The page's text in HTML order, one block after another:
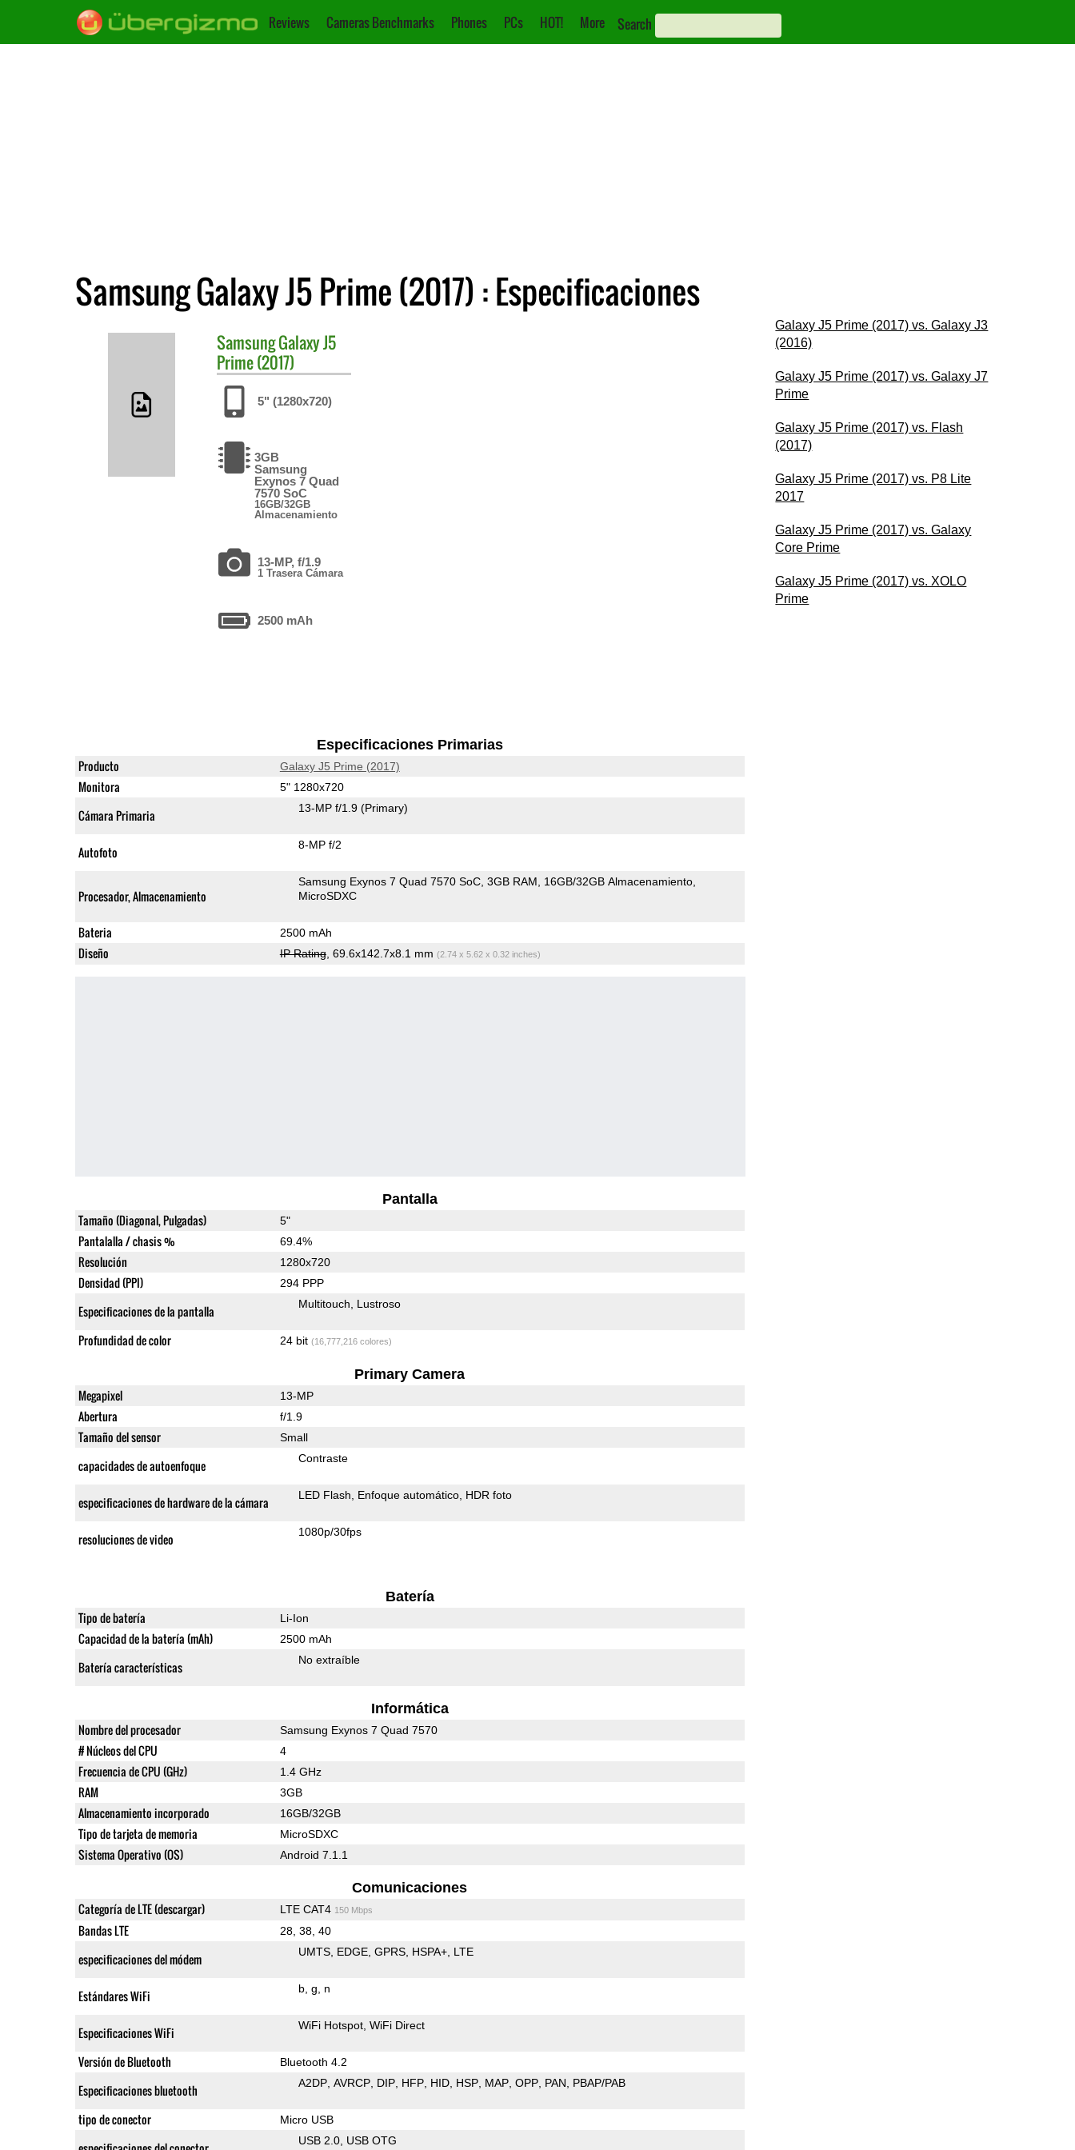
Reviews Cameras Benchmarks Phones PCs HOT! More Search
Samsung Galaxy J5 Prime (2017) : Especificaciones
SamsungGalaxy J5
Prime (2017)
5" (1280x720)
3GB
Samsung
Exynos 7 Quad
7570 SoC
16GB/32GB
Almacenamiento
13-MP, f/1.9
1 Trasera Cámara
2500 mAh
Especificaciones Primarias
Producto Galaxy J5 Prime (2017)
Monitora 5" 1280x720
Cámara Primaria 13-MP f/1.9 (Primary)
Autofoto 8-MP f/2
Procesador, Almacenamiento
Samsung Exynos 7 Quad 7570 SoC 3GB RAM
16GB/32GB Almacenamiento
MicroSDXC
Bateria 2500 mAh
Diseño IP Rating, 69.6x142.7x8.1 mm (2.74 x 5.62 x 0.32 inches)
Pantalla
Tamaño (Diagonal, Pulgadas) 5"
Pantalalla / chasis % 69.4%
Resolución 1280x720
Densidad (PPI) 294 PPP
Especificaciones de la pantalla Multitouch Lustroso
Profundidad de color 24 bit (16,777,216 colores)
Primary Camera
Megapixel 13-MP
Abertura f/1.9
Tamaño del sensor Small
capacidades de autoenfoque Contraste
especificaciones de hardware de la cámara LED Flash Enfoque automático HDR foto
resoluciones de video 1080p/30fps
Batería
Tipo de batería Li-Ion
Capacidad de la batería (mAh) 2500 mAh
Batería características No extraíble
Informática
Nombre del procesador Samsung Exynos 7 Quad 7570
# Núcleos del CPU 4
Frecuencia de CPU (GHz) 1.4 GHz
RAM 3GB
Almacenamiento incorporado 16GB/32GB
Tipo de tarjeta de memoria MicroSDXC
Sistema Operativo (OS) Android 7.1.1
Comunicaciones
Categoría de LTE (descargar) LTE CAT4 150 Mbps
Bandas LTE 28, 38, 40
especificaciones del módem UMTS EDGE GPRS HSPA+ LTE
Estándares WiFi b g n
Especificaciones WiFi WiFi Hotspot WiFi Direct
Versión de Bluetooth Bluetooth 4.2
Especificaciones bluetooth A2DP AVRCP DIP HFP HID HSP MAP OPP PAN PBAP/PAB
tipo de conector Micro USB
USB 2.0 USB OTG
Galaxy J5 Prime (2017) vs. Galaxy J3
(2016)
Galaxy J5 Prime (2017) vs. Galaxy J7
Prime
Galaxy J5 Prime (2017) vs. Flash
(2017)
Galaxy J5 Prime (2017) vs. P8 Lite
2017
Galaxy J5 Prime (2017) vs. Galaxy
Core Prime
Galaxy J5 Prime (2017) vs. XOLO
Prime